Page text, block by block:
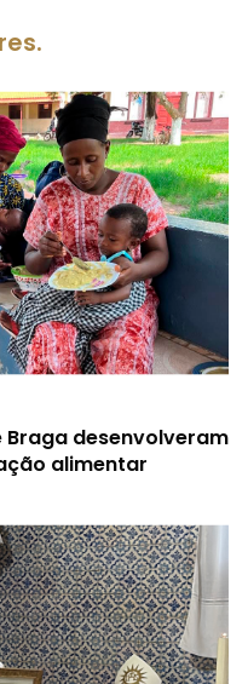
desenvolveram
alimentar